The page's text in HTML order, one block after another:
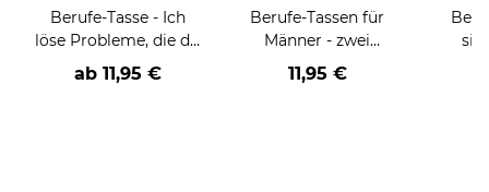
Berufe-Tasse - Ich
löse Probleme, die du
nicht verstehst -
verschiedene Berufe
ab 11,95 €
Berufe-Tassen für
Männer - zwei
Farbvarianten
11,95 €